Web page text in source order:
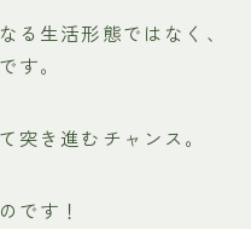
る生活形態ではなく、
す。
突き進むチャンス。
です！